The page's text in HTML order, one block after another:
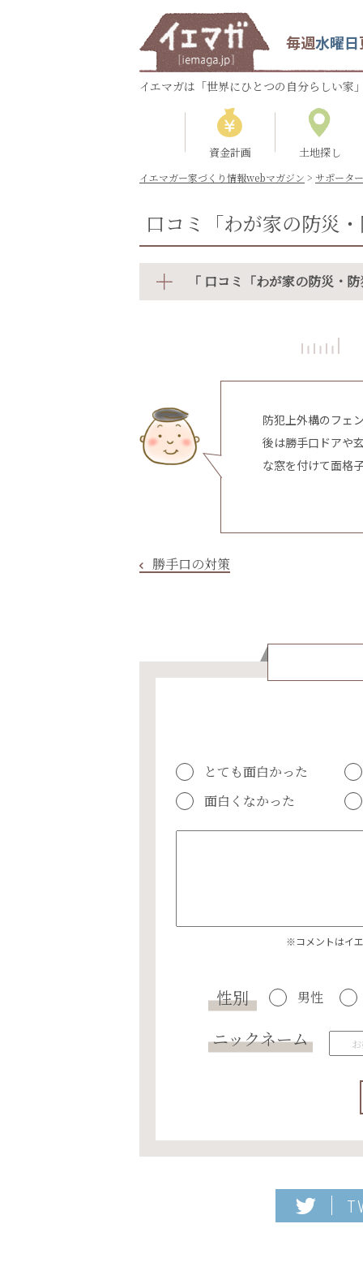
毎週水曜日
イエマガは「世界にひとつの自分らしい家
資金計画 土地探し
イエマガー家づくり情報webマガジン > サポータ
口コミ「わが家の防災
「 口コミ「わが家の防災・
防犯上外構のフェ
後は勝手口ドアや
な窓を付けて面格
勝手口の対策
とても面白かった
面白くなかった
※コメントはイ
性別 男性
ニックネーム